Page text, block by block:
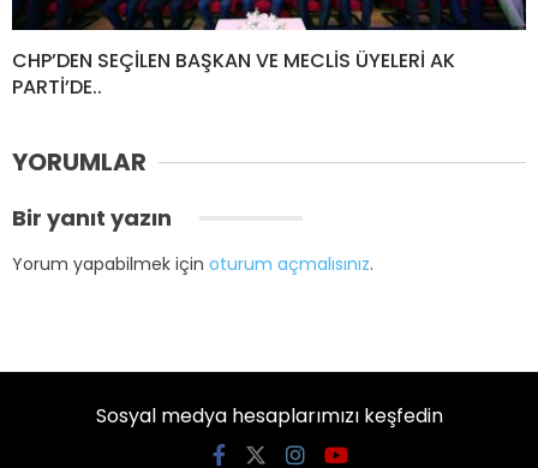
CHP’DEN SEÇİLEN BAŞKAN VE MECLİS ÜYELERİ AK
PARTİ’DE..
YORUMLAR
Bir yanıt yazın
Yorum yapabilmek için oturum açmalısınız.
Sosyal medya hesaplarımızı keşfedin